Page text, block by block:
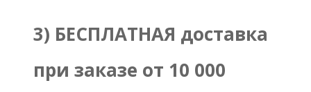
3) БЕСПЛАТНАЯ доставка
при заказе от 10 000